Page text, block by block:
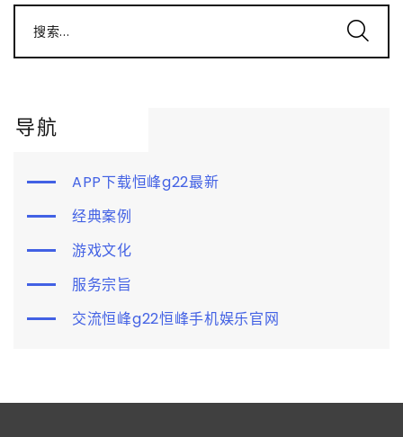
搜索...
导航
APP下载恒峰g22最新
经典案例
游戏文化
服务宗旨
交流恒峰g22恒峰手机娱乐官网